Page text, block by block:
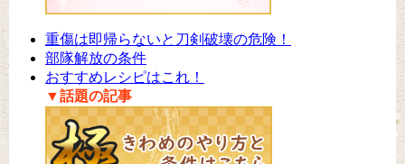
重傷は即帰らないと刀剣破壊の危険！
部隊解放の条件
おすすめレシピはこれ！
▼話題の記事